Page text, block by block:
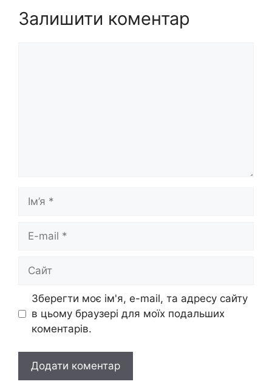
Залишити коментар
mail
Зберегти моє ім'я, e-mail, та адресу сайту
в цьому браузері для моїх подальших
коментарів.